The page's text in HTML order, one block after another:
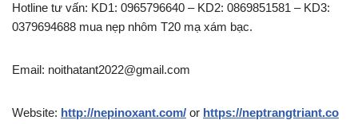
Hotline tư vấn: KD1: 0965796640 – KD2: 0869851581 – KD3:
0379694688 mua nẹp nhôm T20 mạ xám bạc.
Email: noithatant2022@gmail.com
Website: http://nepinoxant.com/ or https://neptrangtriant.co